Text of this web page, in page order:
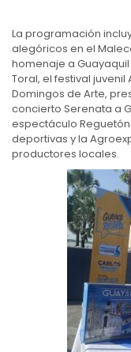
La programación
alegóricos en el
homenaje a
Toral, el festival
Domingos de Arte,
concierto Serenata a
espectáculo
deportivas y la
productores locales.